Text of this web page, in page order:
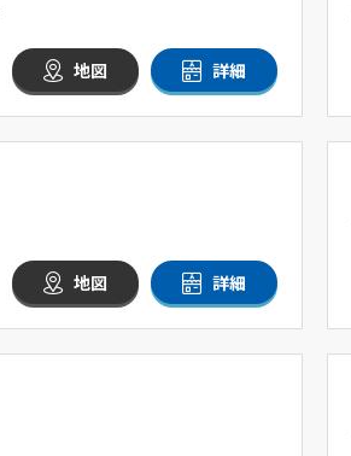
地図 詳細
地図 詳細